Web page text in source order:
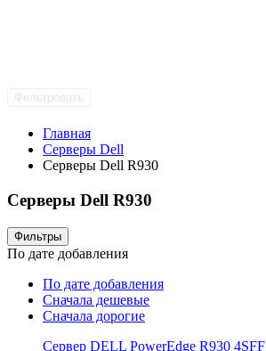
Главная
Серверы Dell
Серверы Dell R930
Серверы Dell R930
Фильтры
По дате добавления
По дате добавления
Сначала дешевые
Сначала дорогие
Сервер DELL PowerEdge R930 4SFF